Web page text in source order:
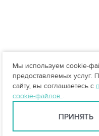
Мы используем cookie-
предоставляемых услуг.
сайту, вы соглашаетесь с
cookie-файлов .
ПРИНЯТЬ